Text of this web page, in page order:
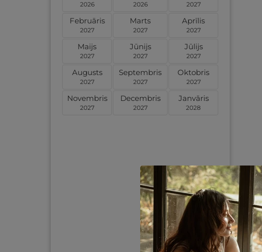
2026 2026 2027
Februāris
2027
Marts
2027
Aprīlis
2027
Maijs
2027
Jūnijs
2027
Jūlijs
2027
Augusts
2027
Septembris
2027
Oktobris
2027
Novembris
2027
Decembris
2027
Janvāris
2028